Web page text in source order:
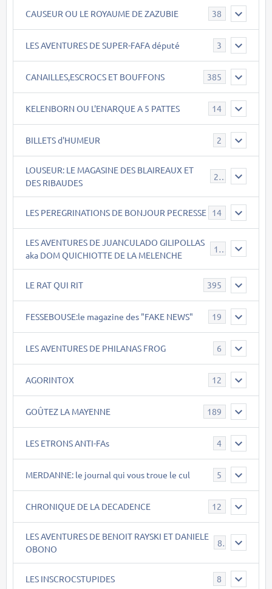
CAUSEUR OU LE ROYAUME DE ZAZUBIE 38
LES AVENTURES DE SUPER-FAFA député 3
CANAILLES,ESCROCS ET BOUFFONS 385
KELENBORN OU L'ENARQUE A 5 PATTES 14
BILLETS d'HUMEUR 2
LOUSEUR: LE MAGASINE DES BLAIREAUX ET
DES RIBAUDES
21
LES PEREGRINATIONS DE BONJOUR PECRESSE 14
LES AVENTURES DE JUANCULADO GILIPOLLAS
aka DOM QUICHIOTTE DE LA MELENCHE
119
LE RAT QUI RIT 395
FESSEBOUSE:le magazine des "FAKE NEWS" 19
LES AVENTURES DE PHILANAS FROG 6
AGORINTOX 12
GOÛTEZ LA MAYENNE 189
LES ETRONS ANTI-FAs 4
MERDANNE: le journal qui vous troue le cul 5
CHRONIQUE DE LA DECADENCE 12
LES AVENTURES DE BENOIT RAYSKI ET DANIELE
OBONO
8
LES INSCROCSTUPIDES 8